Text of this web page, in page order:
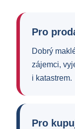
Pro
Dobrý
zájemci,
i katastrem.
Pro